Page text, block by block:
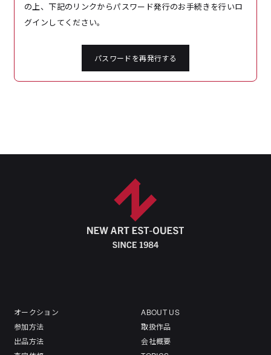
の上、下記のリンクからパスワード発行のお手続きを行いロ
グインしてください。
パスワードを再発行する
オークション
参加方法
出品方法
ABOUT US
取扱作品
会社概要